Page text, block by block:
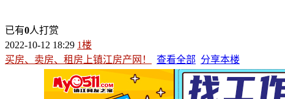
已有0人打赏
2022-10-12 18:29 1楼
买房、卖房、租房上镇江房产网！
查看全部 分享本楼